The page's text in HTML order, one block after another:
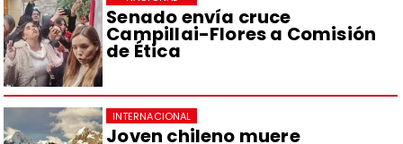
Senado envía cruce
Campillai-Flores a Comisión
de Ética
Joven chileno muere
INTERNACIONAL